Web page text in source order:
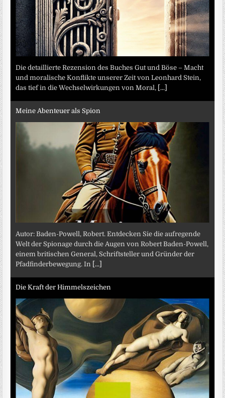
Die detaillierte Rezension des Buches Gut und Böse – Macht
und moralische Konflikte unserer Zeit von Leonhard Stein,
das tief in die Wechselwirkungen von Moral, [...]
Meine Abenteuer als Spion
Autor: Baden-Powell, Robert. Entdecken Sie die aufregende
Welt der Spionage durch die Augen von Robert Baden-Powell,
einem britischen General, Schriftsteller und Gründer der
Pfadfinderbewegung. In [...]
Die Kraft der Himmelszeichen